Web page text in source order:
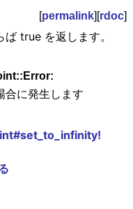
[permalink][rdoc]
true を返します。
合に発生します